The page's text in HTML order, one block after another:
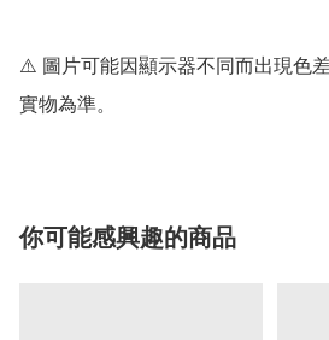
⚠️ 圖片可能因顯示器不同而出現色
實物為準。
你可能感興趣的商品